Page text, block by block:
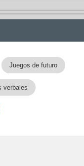
Juegos de futuro
verbales